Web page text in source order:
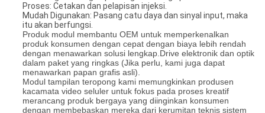
Proses: Cetakan dan pelapisan injeksi.
Mudah Digunakan: Pasang catu daya dan sinyal input, maka
itu akan berfungsi.
Produk modul membantu OEM untuk memperkenalkan
produk konsumen dengan cepat dengan biaya lebih rendah
dengan menawarkan solusi lengkap.Drive elektronik dan optik
dalam paket yang ringkas (Jika perlu, kami juga dapat
menawarkan papan grafis asli).
Modul tampilan teropong kami memungkinkan produsen
kacamata video seluler untuk fokus pada proses kreatif
merancang produk bergaya yang diinginkan konsumen
dengan membebaskan mereka dari kerumitan teknis sistem